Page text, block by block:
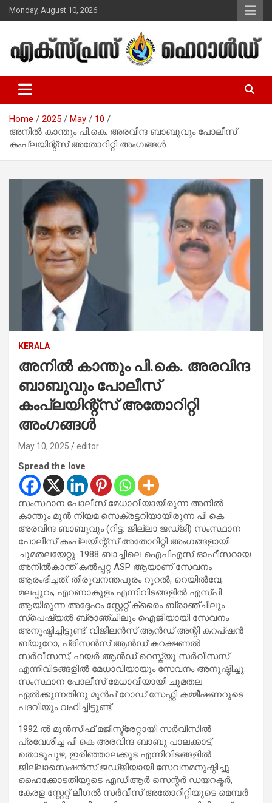
Skip
to
Monday, August 10, 2026
Express Herald – Malayalam
Christian News
Home 2025 May
10
അനിൽ കാന്തും പി.കെ. അരവിന്ദ ബാബുവും പോലീസ്
കംപ്ലയിന്റ്സ് അതോറിറ്റി അംഗങ്ങൾ
KERALA
അനിൽ കാന്തും പി.കെ. അരവിന്ദ
ബാബുവും പോലീസ്
കംപ്ലയിന്റ്സ് അതോറിറ്റി
അംഗങ്ങൾ
May 10, 2025 editor
Spread the love
സംസ്ഥാന പോലീസ് മേധാവിയായിരുന്ന അനിൽ
കാന്തും മുൻ നിയമ സെക്രട്ടറിയായിരുന്ന പി കെ
അരവിന്ദ ബാബുവും (റിട്ട. ജില്ലാ ജഡ്ജി) സംസ്ഥാന
പോലീസ് കംപ്ലയിന്റ്സ് അതോറിറ്റി അംഗങ്ങളായി
ചുമതലയേറ്റു. 1988 ബാച്ചിലെ ഐപിഎസ് ഓഫീസറായ
അനിൽകാന്ത് കൽപ്പറ്റ ASP ആയാണ് സേവനം
ആരംഭിച്ചത്. തിരുവനന്തപുരം റൂറൽ, റെയിൽവേ,
മലപ്പുറം, എറണാകുളം എന്നിവിടങ്ങളിൽ എസ്പി
ആയിരുന്ന അദ്ദേഹം സ്റ്റേറ്റ് ക്രൈം ബ്രാഞ്ചിലും
സ്പെഷ്യൽ ബ്രാഞ്ചിലും ഐജിയായി സേവനം
അനുഷ്ഠിച്ചിട്ടുണ്ട്. വിജിലൻസ് ആൻഡ് അന്റി കറപ്ഷൻ
ബ്യൂറോ, പ്രിസൻസ് ആൻഡ് കറക്ഷണൽ
സർവീസസ്, ഫയർ ആൻഡ് റെസ്ക്യൂ സർവീസസ്
എന്നിവിടങ്ങളിൽ മേധാവിയായും സേവനം അനുഷ്ഠിച്ചു.
സംസ്ഥാന പോലീസ് മേധാവിയായി ചുമതല
ഏൽക്കുന്നതിനു മുൻപ് റോഡ് സേഫ്റ്റി കമ്മീഷണറുടെ
പദവിയും വഹിച്ചിട്ടുണ്ട്.
1992 ൽ മുൻസിഫ് മജിസ്ട്രേറ്റായി സർവീസിൽ
പ്രവേശിച്ച പി കെ അരവിന്ദ ബാബു പാലക്കാട്,
തൊടുപുഴ, ഇരിഞ്ഞാലക്കുട എന്നിവിടങ്ങളിൽ
ജില്ലാസെഷൻസ് ജഡ്ജിയായി സേവനമനുഷ്ഠിച്ചു.
ഹൈക്കോടതിയുടെ എഡിആർ സെന്റർ ഡയറക്ടർ,
കേരള സ്റ്റേറ്റ് ലീഗൽ സർവീസ് അതോറിറ്റിയുടെ മെമ്പർ